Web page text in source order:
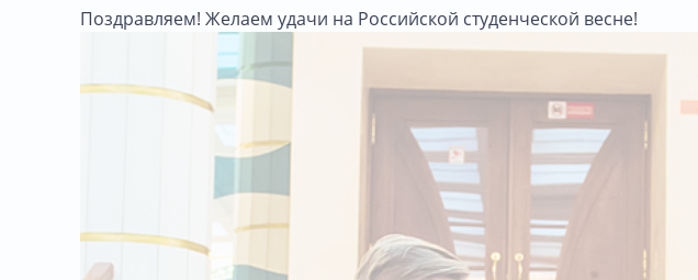
Поздравляем! Желаем удачи на Российской студенческой весне!